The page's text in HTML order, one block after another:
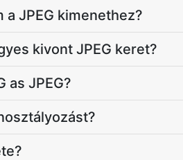
JPEG kimenethez?
kivont JPEG keret?
as JPEG?